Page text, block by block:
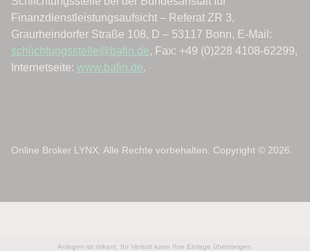
Online Broker LYNX. Alle Rechte vorbehalten. Copyright © 2026.
Anlegen ist riskant. Ihr Verlust kann Ihre Einlage übersteigen.